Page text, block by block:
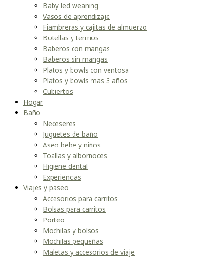
Baby led weaning
Vasos de aprendizaje
Fiambreras y cajitas de almuerzo
Botellas y termos
Baberos con mangas
Baberos sin mangas
Platos y bowls con ventosa
Platos y bowls mas 3 años
Cubiertos
Hogar
Baño
Neceseres
Juguetes de baño
Aseo bebe y niños
Toallas y albornoces
Higiene dental
Experiencias
Viajes y paseo
Accesorios para carritos
Bolsas para carritos
Porteo
Mochilas y bolsos
Mochilas pequeñas
Maletas y accesorios de viaje